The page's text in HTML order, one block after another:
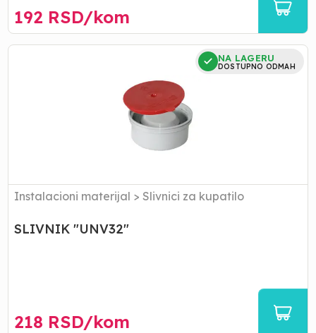
192 RSD/kom
SLIVNIK
NA LAGERU
DOSTUPNO ODMAH
Instalacioni materijal > Slivnici za kupatilo
SLIVNIK "UNV32"
218 RSD/kom